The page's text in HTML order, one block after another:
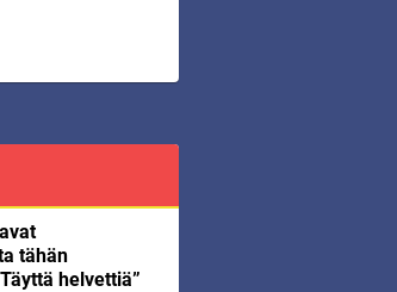
tähän
helvettiä”